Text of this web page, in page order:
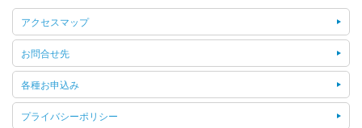
アクセスマップ
お問合せ先
各種お申込み
プライバシーポリシー